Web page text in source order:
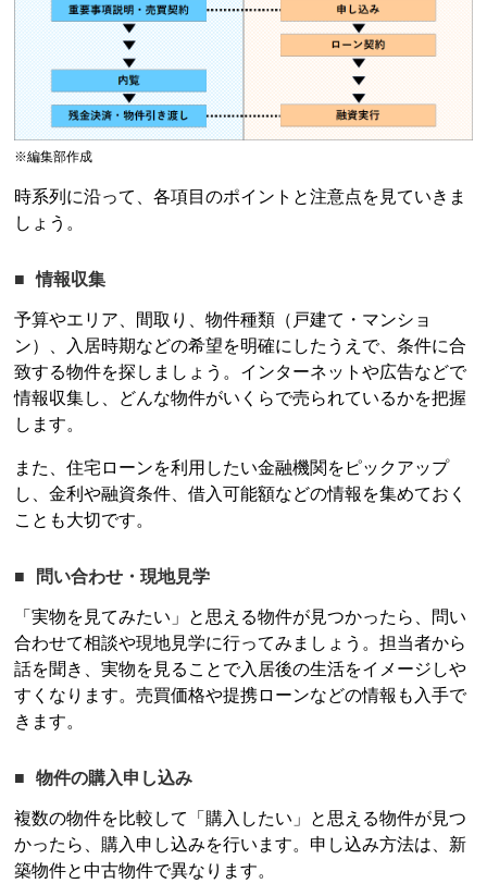
※編集部作成
時系列に沿って、各項目のポイントと注意点を見ていきま
しょう。
情報収集
予算やエリア、間取り、物件種類（戸建て・マンショ
ン）、入居時期などの希望を明確にしたうえで、条件に合
致する物件を探しましょう。インターネットや広告などで
情報収集し、どんな物件がいくらで売られているかを把握
します。
また、住宅ローンを利用したい金融機関をピックアップ
し、金利や融資条件、借入可能額などの情報を集めておく
ことも大切です。
問い合わせ・現地見学
「実物を見てみたい」と思える物件が見つかったら、問い
合わせて相談や現地見学に行ってみましょう。担当者から
話を聞き、実物を見ることで入居後の生活をイメージしや
すくなります。売買価格や提携ローンなどの情報も入手で
きます。
物件の購入申し込み
複数の物件を比較して「購入したい」と思える物件が見つ
かったら、購入申し込みを行います。申し込み方法は、新
築物件と中古物件で異なります。